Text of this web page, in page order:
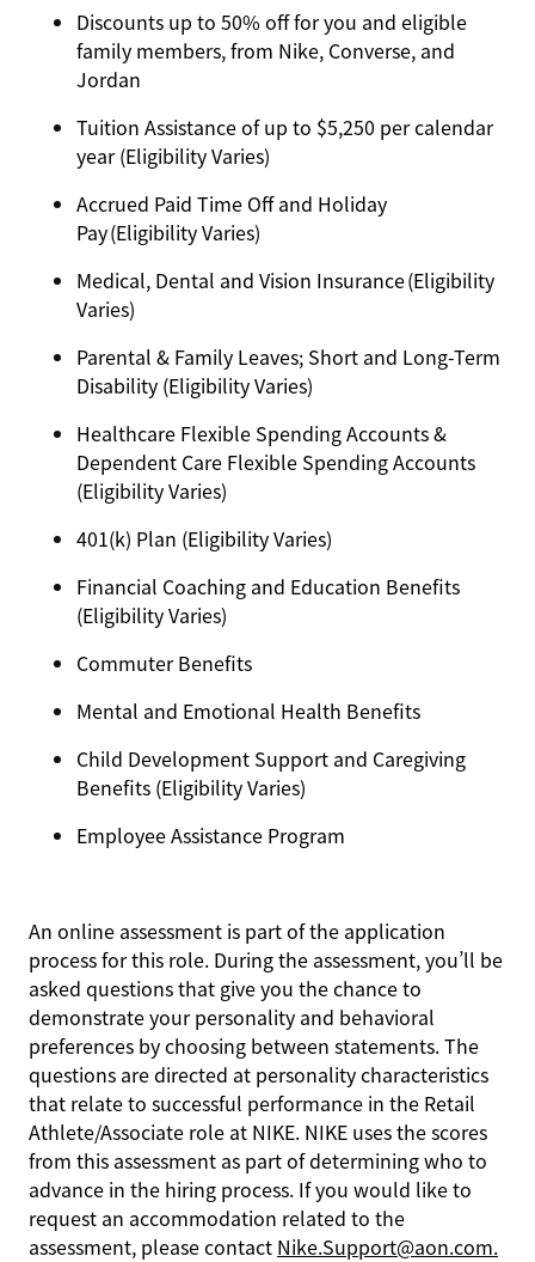
Discounts up to 50% off for you and eligible
family members, from Nike, Converse, and
Jordan
Tuition Assistance of up to $5,250 per calendar
year (Eligibility Varies)
Accrued Paid Time Off and Holiday
Pay (Eligibility Varies)
Medical, Dental and Vision Insurance (Eligibility
Varies)
Parental & Family Leaves; Short and Long-Term
Disability (Eligibility Varies)
Healthcare Flexible Spending Accounts &
Dependent Care Flexible Spending Accounts
(Eligibility Varies)
401(k) Plan (Eligibility Varies)
Financial Coaching and Education Benefits
(Eligibility Varies)
Commuter Benefits
Mental and Emotional Health Benefits
Child Development Support and Caregiving
Benefits (Eligibility Varies)
Employee Assistance Program
An online assessment is part of the application
process for this role. During the assessment, you’ll be
asked questions that give you the chance to
demonstrate your personality and behavioral
preferences by choosing between statements. The
questions are directed at personality characteristics
that relate to successful performance in the Retail
Athlete/Associate role at NIKE. NIKE uses the scores
from this assessment as part of determining who to
advance in the hiring process. If you would like to
request an accommodation related to the
assessment, please contact Nike.Support@aon.com.